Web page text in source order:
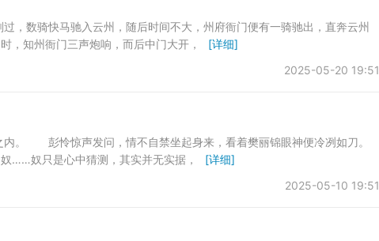
骑快马驰入云州，随后时间不大，州府衙门便有一骑驰出，直奔云州
知州衙门三声炮响，而后中门大开，
[详细]
2025-05-20 19:51
彭怜惊声发问，情不自禁坐起身来，看着樊丽锦眼神便冷冽如刀。
……奴只是心中猜测，其实并无实据，
[详细]
2025-05-10 19:51